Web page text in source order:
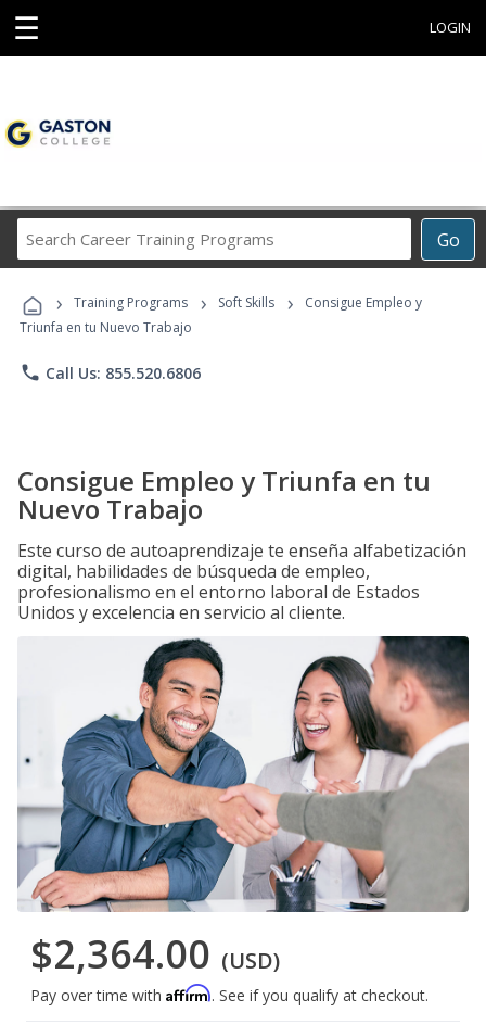
☰ LOGIN
Go
Career
Programs
› Training Programs › Soft Skills ›
Consigue Empleo y
Triunfa en tu Nuevo Trabajo
phone Call Us: 855.520.6806
Consigue Empleo y Triunfa en tu
Nuevo Trabajo
Este curso de autoaprendizaje te enseña alfabetización
digital, habilidades de búsqueda de empleo,
profesionalismo en el entorno laboral de Estados
Unidos y excelencia en servicio al cliente.
$2,364.00 (USD)
Pay over time with Affirm. See if you qualify at checkout.